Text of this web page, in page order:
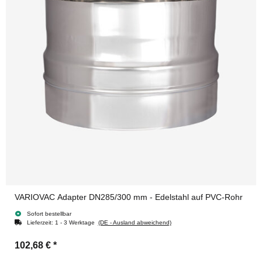
VARIOVAC Adapter DN285/300 mm - Edelstahl auf PVC-Rohr
Sofort bestellbar
Lieferzeit: 1 - 3 Werktage (DE - Ausland abweichend)
102,68 € *